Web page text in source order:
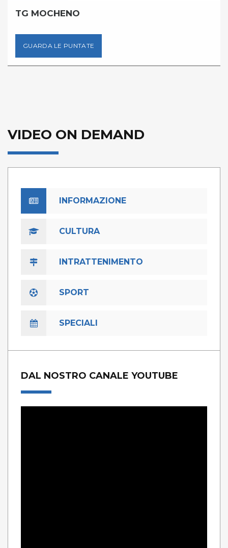
TG MOCHENO
GUARDA LE PUNTATE
VIDEO ON DEMAND
INFORMAZIONE
CULTURA
INTRATTENIMENTO
SPORT
SPECIALI
DAL NOSTRO CANALE YOUTUBE